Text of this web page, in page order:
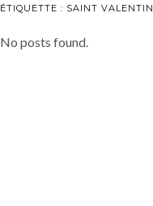
ÉTIQUETTE : SAINT VALENTIN
No posts found.